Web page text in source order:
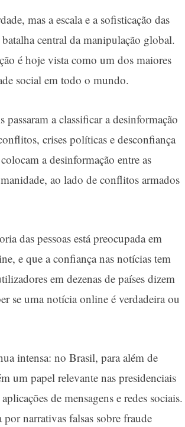
mas a escala e a sofisticação das
central da manipulação global.
é hoje vista como um dos maiores
social em todo o mundo.
a classificar a desinformação
crises políticas e desconfiança
a desinformação entre as
ao lado de conflitos armados
das pessoas está preocupada em
e que a confiança nas notícias tem
em dezenas de países dizem
se uma notícia online é verdadeira ou
intensa: no Brasil, para além de
um papel relevante nas presidenciais
de mensagens e redes sociais.
narrativas falsas sobre fraude